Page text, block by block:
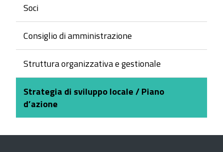
Soci
Consiglio di amministrazione
Struttura organizzativa e gestionale
Strategia di sviluppo locale / Piano
d’azione